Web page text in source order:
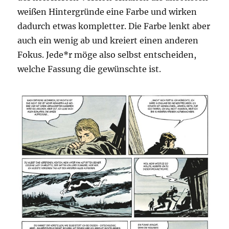
weißen Hintergründe eine Farbe und wirken
dadurch etwas kompletter. Die Farbe lenkt aber
auch ein wenig ab und kreiert einen anderen
Fokus. Jede*r möge also selbst entscheiden,
welche Fassung die gewünschte ist.